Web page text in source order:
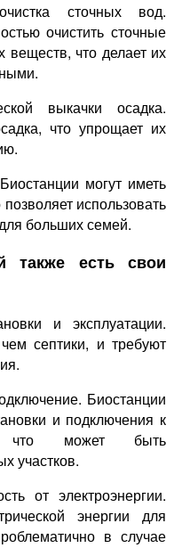
сточных вод.
очистить сточные
что делает их
выкачки осадка.
что упрощает их
могут иметь
использовать
больших семей.
также есть свои
и эксплуатации.
септики, и требуют
Биостанции
и подключения к
что может быть
участков.
от электроэнергии.
энергии для
в случае